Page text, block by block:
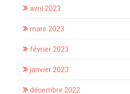
avril 2023
mars 2023
février 2023
janvier 2023
décembre 2022